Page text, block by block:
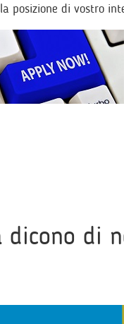
posizione di vostro
dicono di